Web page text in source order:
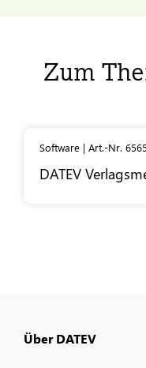
Zum
Software | Art.-Nr.
DATEV
Über DATEV